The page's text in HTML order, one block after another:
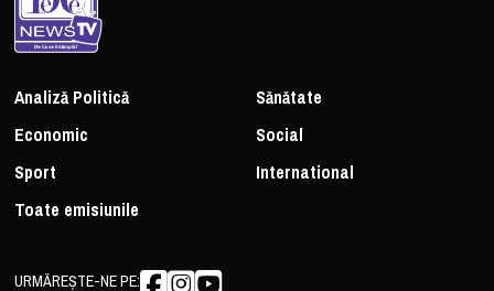
Analiză Politică
Sănătate
Economic
Social
Sport
International
Toate emisiunile
URMĂREȘTE-NE PE: